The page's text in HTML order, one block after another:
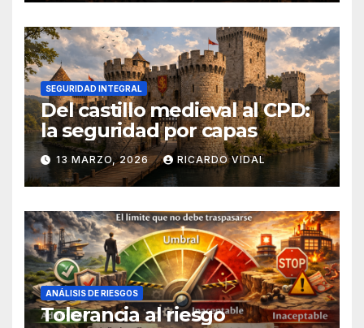
SEGURIDAD INTEGRAL
Del castillo medieval al CPD:
la seguridad por capas
13 MARZO, 2026 RICARDO VIDAL
ANÁLISIS DE RIESGOS
Tolerancia al riesgo